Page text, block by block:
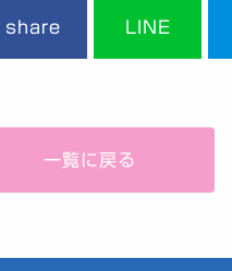
share LINE
一覧に戻る